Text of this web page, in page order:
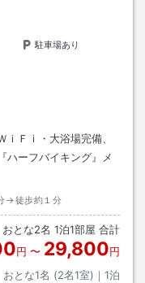
駐車場あり
Ｆｉ・大浴場完備、
ハーフバイキング』メ
→徒歩約１分
おとな2名 1泊1部屋 合計
円 〜 29,800円
おとな1名 (2名1室)｜ 1泊